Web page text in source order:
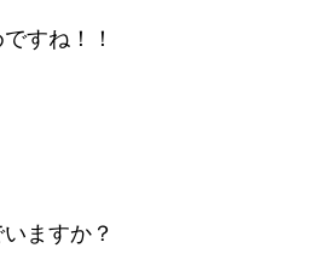
すね！！
ますか？